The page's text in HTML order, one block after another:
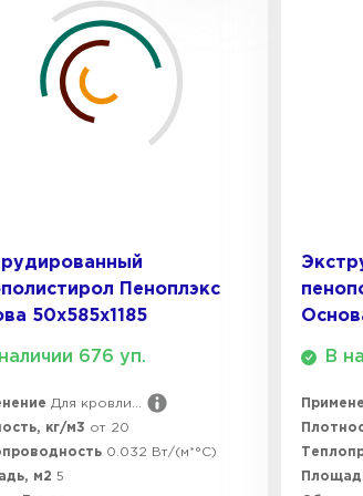
Пеноплэкс
50х585х1185
676 уп.
Для кровли...
кг/м3 от 20
0.032 Вт/(м*°C)
м2 5
В